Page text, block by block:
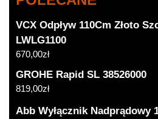
VCX Odpływ 110Cm Złoto
LWLG1100
670,00zł
GROHE Rapid SL 38526000
819,00zł
Abb Wyłącznik Nadprądowy